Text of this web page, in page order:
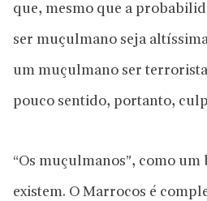
que, mesmo que a
ser muçulmano seja
um muçulmano ser
pouco sentido, portanto,
“Os muçulmanos”, como
existem. O Marrocos é